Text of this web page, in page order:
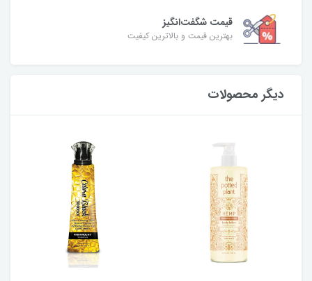
قیمت شگفت‌انگیز
بهترین قیمت و بالاترین کیفیت
دیگر محصولات